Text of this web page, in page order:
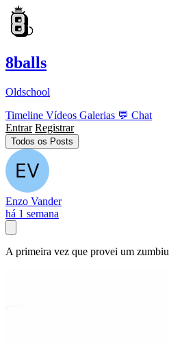
8balls
Oldschool
Timeline Vídeos Galerias 💬 Chat
Entrar Registrar
Todos os Posts
Enzo Vander
há 1 semana
A primeira vez que provei um zumbiu